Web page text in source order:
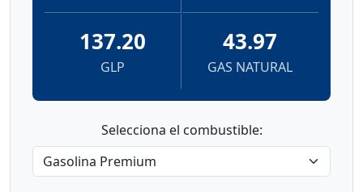
137.20
GLP
43.97
GAS NATURAL
Selecciona el combustible: